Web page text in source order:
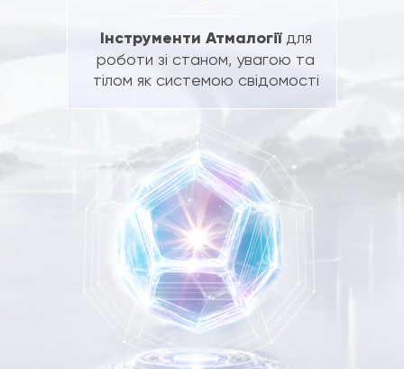
Інструменти Атмалогії для
роботи зі станом, увагою та
тілом як системою свідомості